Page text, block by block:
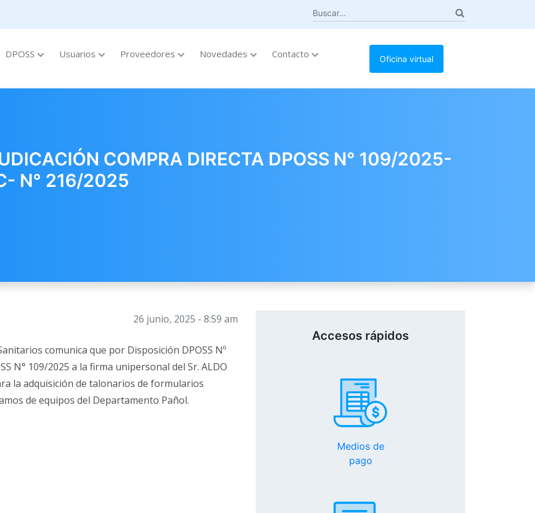
DPOSS Usuarios Proveedores Novedades Contacto Oficina virtual
COMPRA DIRECTA DPOSS N° 109/2025-
N° 216/2025
26 junio, 2025 - 8:59 am
comunica que por Disposición DPOSS Nº
N° 109/2025 a la firma unipersonal del Sr. ALDO
la adquisición de talonarios de formularios
de equipos del Departamento Pañol.
Accesos rápidos
Medios de
pago